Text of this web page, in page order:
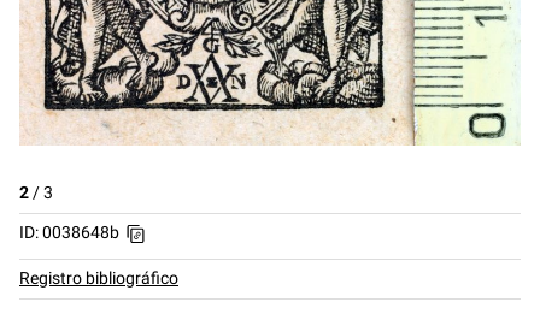
2/3
ID: 0038648b
Registro bibliográfico